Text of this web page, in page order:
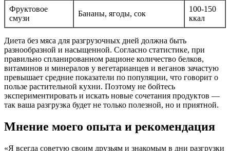
Фруктовое
смузи
Бананы, ягоды, сок
100-150
ккал
Диета без мяса для разгрузочных дней должна быть
разнообразной и насыщенной. Согласно статистике, при
правильно спланированном рационе количество белков,
витаминов и минералов у вегетарианцев и веганов зачастую
превышает средние показатели по популяции, что говорит о
пользе растительной кухни. Поэтому не бойтесь
экспериментировать и искать новые сочетания продуктов —
так ваша разгрузка будет не только полезной, но и приятной.
Мнение моего опыта и рекомендация
«Я всегда советую своим друзьям и знакомым в дни разгрузки